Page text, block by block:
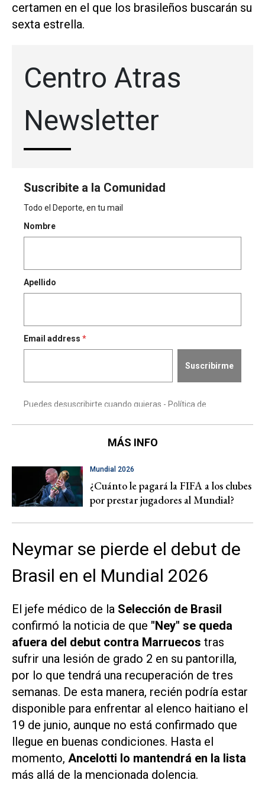
certamen en el que los brasileños buscarán su
sexta estrella.
MÁS INFO
Mundial 2026
¿Cuánto le pagará la FIFA a los clubes
por prestar jugadores al Mundial?
Neymar se pierde el debut de
Brasil en el Mundial 2026
El jefe médico de la Selección de Brasil
confirmó la noticia de que "Ney" se queda
afuera del debut contra Marruecos tras
sufrir una lesión de grado 2 en su pantorilla,
por lo que tendrá una recuperación de tres
semanas. De esta manera, recién podría estar
disponible para enfrentar al elenco haitiano el
19 de junio, aunque no está confirmado que
llegue en buenas condiciones. Hasta el
momento, Ancelotti lo mantendrá en la lista
más allá de la mencionada dolencia.